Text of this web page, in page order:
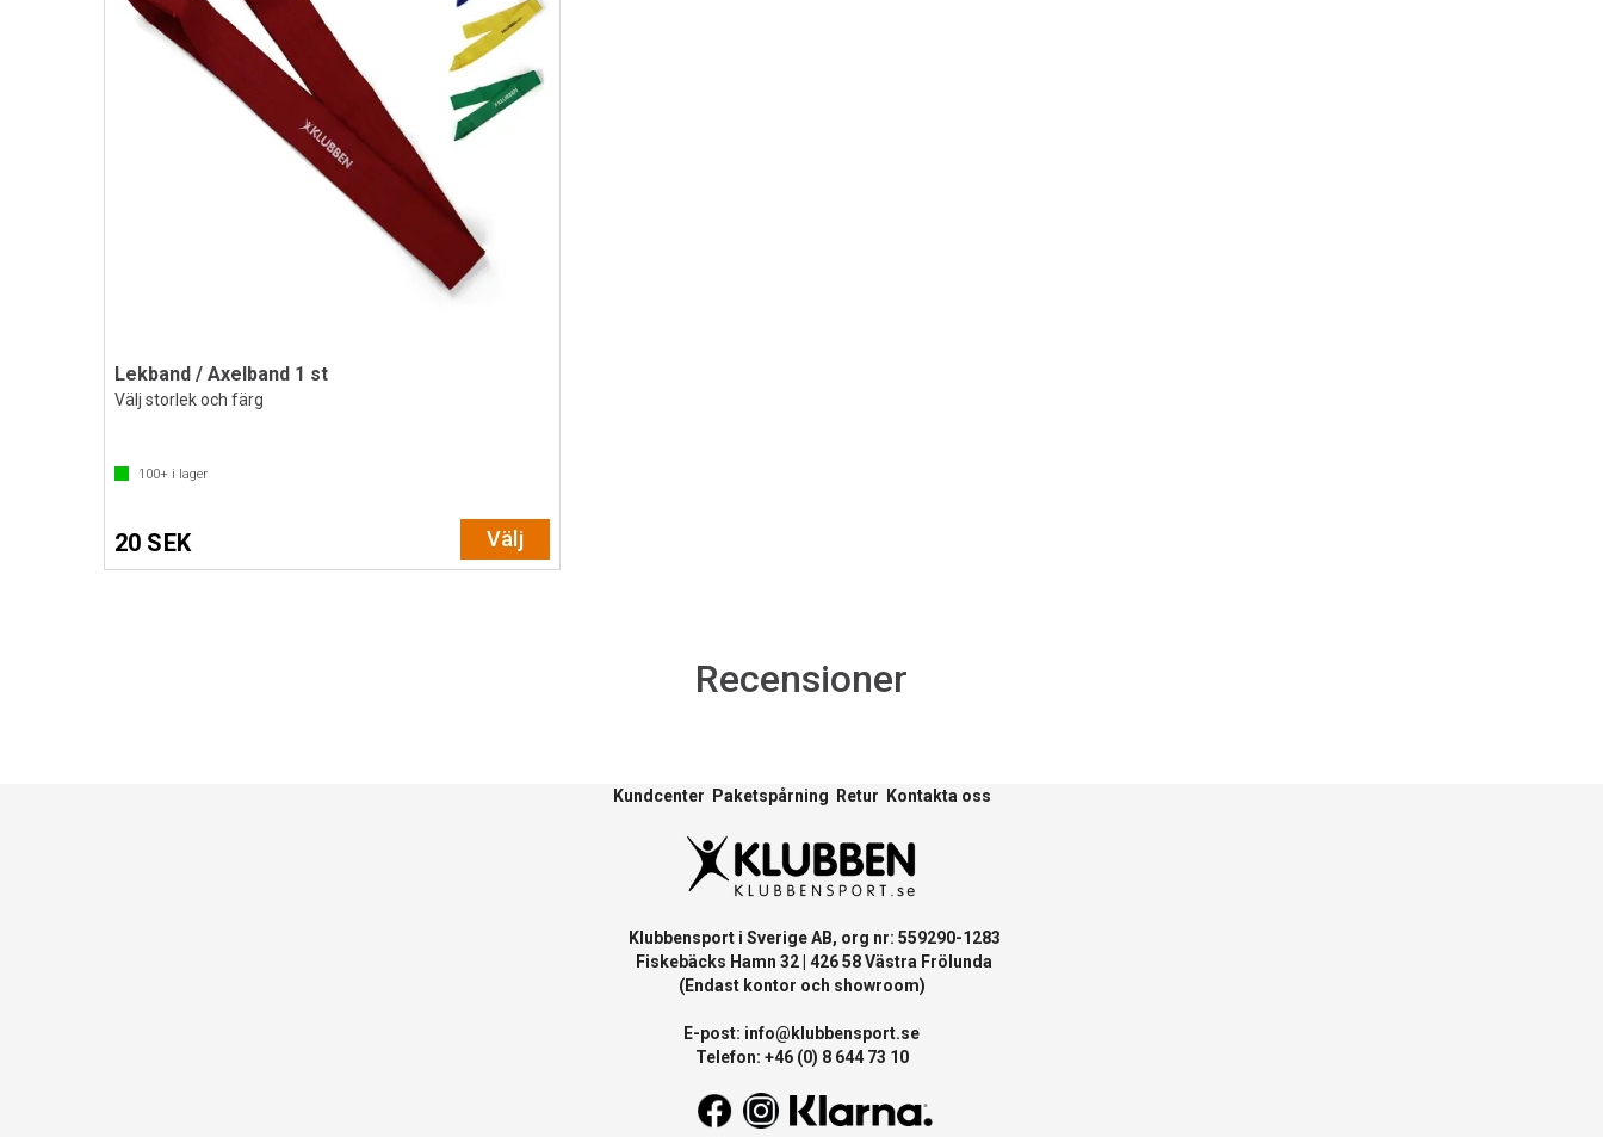
Lekband / Axelband 1 st
Välj storlek och färg
100+ i lager
20 SEK Välj
Recensioner
Kundcenter Paketspårning Retur Kontakta oss
Klubbensport i Sverige AB, org nr: 559290-1283
Fiskebäcks Hamn 32 | 426 58 Västra Frölunda
(Endast kontor och showroom)
E-post: info@klubbensport.se
Telefon: +46 (0) 8 644 73 10